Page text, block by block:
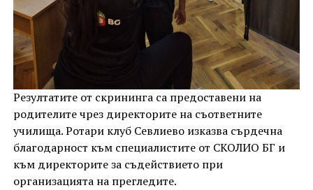
Резултатите от скрининга са предоставени на
родителите чрез директорите на съответните
училища. Ротари клуб Севлиево изказва сърдечна
благодарност към специалистите от СКОЛИО БГ и
към директорите за съдействието при
организацията на прегледите.